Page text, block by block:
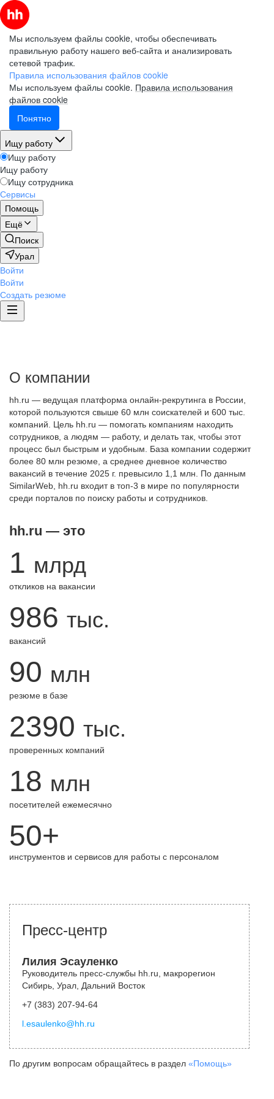
Мы используем файлы cookie, чтобы обеспечивать
правильную работу нашего веб-сайта и анализировать
сетевой трафик.
Правила использования файлов cookie
Мы используем файлы cookie. Правила использования
файлов cookie
Понятно
Ищу работу
Ищу работу
Ищу работу
Ищу сотрудника
Сервисы
Помощь
Ещё
Поиск
Урал
Войти
Войти
Создать резюме
О компании
hh.ru — ведущая платформа онлайн-рекрутинга в России,
которой пользуются свыше 60 млн соискателей и 600 тыс.
компаний. Цель hh.ru — помогать компаниям находить
сотрудников, а людям — работу, и делать так, чтобы этот
процесс был быстрым и удобным. База компании содержит
более 80 млн резюме, а среднее дневное количество
вакансий в течение 2025 г. превысило 1,1 млн. По данным
SimilarWeb, hh.ru входит в топ-3 в мире по популярности
среди порталов по поиску работы и сотрудников.
hh.ru — это
1 млрд
откликов на вакансии
986 тыс.
вакансий
90 млн
резюме в базе
2390 тыс.
проверенных компаний
18 млн
посетителей ежемесячно
50+
инструментов и сервисов для работы с персоналом
Пресс-центр
Лилия Эсауленко
Руководитель пресс-службы hh.ru, макрорегион
Сибирь, Урал, Дальний Восток
+7 (383) 207-94-64
l.esaulenko@hh.ru
По другим вопросам обращайтесь в раздел «Помощь»